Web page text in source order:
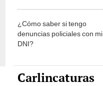
la ONPE
¿Cómo saber si tengo
denuncias policiales con mi
DNI?
Carlincaturas